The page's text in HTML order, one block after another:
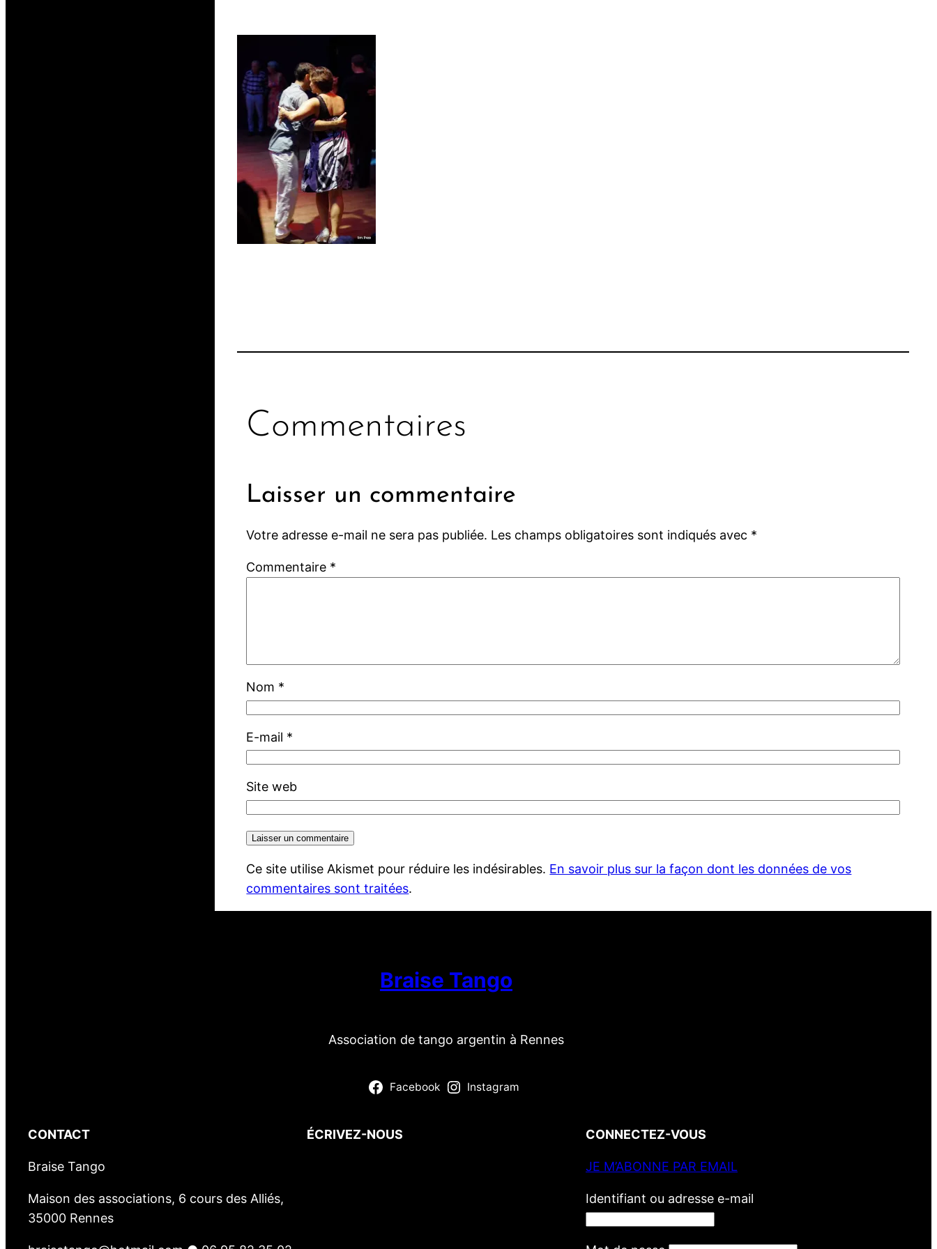
Commentaires
Laisser un commentaire
Votre adresse e-mail ne sera pas publiée. Les champs obligatoires sont indiqués avec *
Commentaire *
Nom *
E-mail *
Site web
Ce site utilise Akismet pour réduire les indésirables. En savoir plus sur la façon dont les données de vos
commentaires sont traitées.
Braise Tango
Association de tango argentin à Rennes
Facebook Instagram
CONTACT
Braise Tango
Maison des associations, 6 cours des Alliés,
35000 Rennes
ÉCRIVEZ-NOUS CONNECTEZ-VOUS
JE M’ABONNE PAR EMAIL
Identifiant ou adresse e-mail